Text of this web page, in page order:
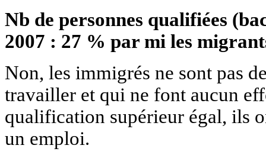
Nb de personnes qualifiées
2007 : 27 % par mi les
Non, les immigrés ne sont pas
travailler et qui ne font aucun
qualification supérieur égal, ils
un emploi.